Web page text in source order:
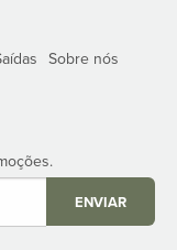
Sobre nós
ENVIAR